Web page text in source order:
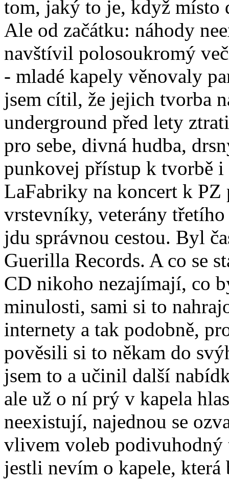
tom, jaký to je, když místo
Ale od začátku: náhody
navštívil polosoukromý
- mladé kapely věnovaly
jsem cítil, že jejich tvorba
underground před lety
pro sebe, divná hudba,
punkovej přístup k tvorbě
LaFabriky na koncert k PZ
vrstevníky, veterány
jdu správnou cestou. Byl
Guerilla Records. A co se
CD nikoho nezajímají, co
minulosti, sami si to
internety a tak podobně,
pověsili si to někam do
jsem to a učinil další
ale už o ní prý v kapela
neexistují, najednou se
vlivem voleb podivuhodný
jestli nevím o kapele,